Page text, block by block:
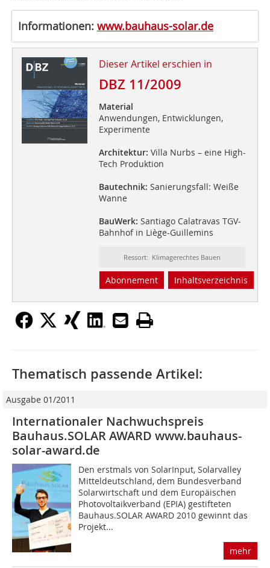
Informationen: www.bauhaus-solar.de
Dieser Artikel erschien in
DBZ 11/2009
Material
Anwendungen, Entwicklungen,
Experimente
Architektur: Villa Nurbs – eine High-
Tech Produktion
Bautechnik: Sanierungsfall: Weiße
Wanne
BauWerk: Santiago Calatravas TGV-
Bahnhof in Liège-Guillemins
Ressort: Klimagerechtes Bauen
Abonnement Inhaltsverzeichnis
Thematisch passende Artikel:
Ausgabe 01/2011
Internationaler Nachwuchspreis
Bauhaus.SOLAR AWARD www.bauhaus-
solar-award.de
Den erstmals von SolarInput, Solarvalley
Mitteldeutschland, dem Bundesverband
Solarwirtschaft und dem Europäischen
Photovoltaikverband (EPIA) gestifteten
Bauhaus.SOLAR AWARD 2010 gewinnt das
Projekt...
mehr